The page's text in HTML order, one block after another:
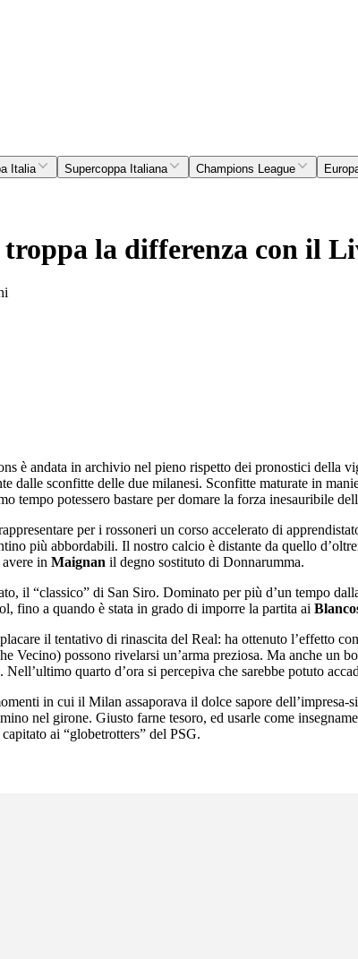
Italia Supercoppa Italiana Champions League
la differenza con il
è andata in archivio nel pieno rispetto dei pronostici della
dalle sconfitte delle due milanesi. Sconfitte maturate in
tempo potessero bastare per domare la forza inesauribile
per i rossoneri un corso accelerato di
più abbordabili. Il nostro calcio è distante da quello
in Maignan il degno sostituto di Donnarumma.
il “classico” di San Siro. Dominato per più d’un tempo
fino a quando è stata in grado di imporre la partita ai
il tentativo di rinascita del Real: ha ottenuto l’effetto
Vecino) possono rivelarsi un’arma preziosa. Ma anche
Nell’ultimo quarto d’ora si percepiva che sarebbe potuto
in cui il Milan assaporava il dolce sapore
nel girone. Giusto farne tesoro, ed usarle come
ai “globetrotters” del PSG.